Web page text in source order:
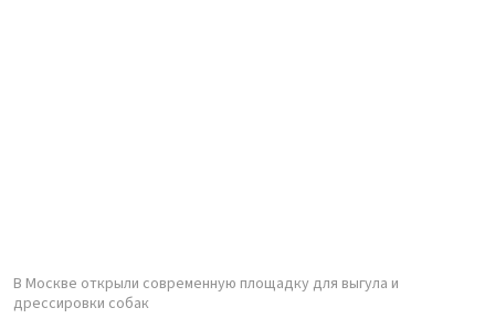
В Москве открыли современную площадку для выгула и
дрессировки собак